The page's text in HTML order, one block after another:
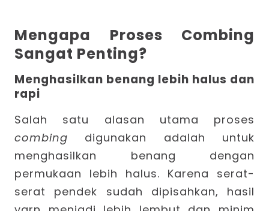
Mengapa Proses Combing
Sangat Penting?
Menghasilkan benang lebih halus dan
rapi
Salah satu alasan utama proses
combing digunakan adalah untuk
menghasilkan benang dengan
permukaan lebih halus. Karena serat-
serat pendek sudah dipisahkan, hasil